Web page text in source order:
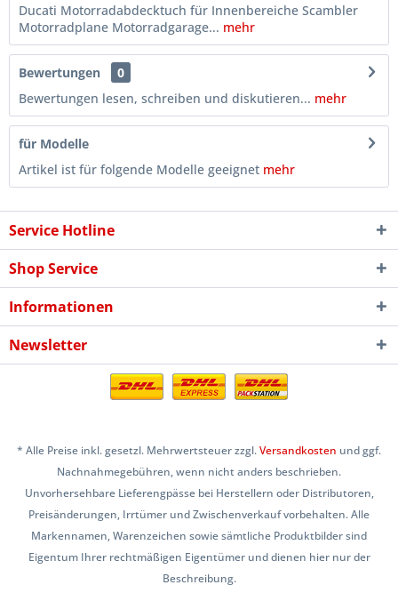
Ducati Motorradabdecktuch für Innenbereiche Scambler
Motorradplane Motorradgarage... mehr
Bewertungen
0
Bewertungen lesen, schreiben und diskutieren... mehr
für Modelle
Artikel ist für folgende Modelle geeignet mehr
Service Hotline
Shop Service
Informationen
Newsletter
* Alle Preise inkl. gesetzl. Mehrwertsteuer zzgl.Versandkosten und ggf.
Nachnahmegebühren, wenn nicht anders beschrieben.
Unvorhersehbare Lieferengpässe bei Herstellern oder Distributoren,
Preisänderungen, Irrtümer und Zwischenverkauf vorbehalten. Alle
Markennamen, Warenzeichen sowie sämtliche Produktbilder sind
Eigentum Ihrer rechtmäßigen Eigentümer und dienen hier nur der
Beschreibung.